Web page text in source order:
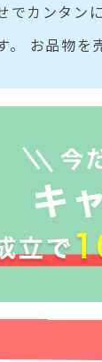
でカンタン
。 お品物